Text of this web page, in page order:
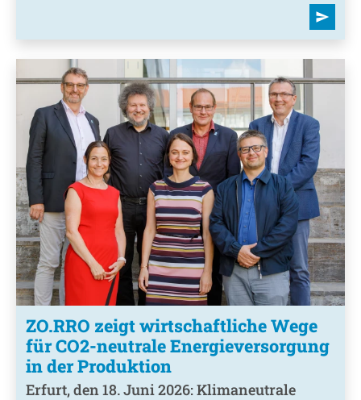
send
ZO.RRO zeigt wirtschaftliche Wege
für CO2-neutrale Energieversorgung
in der Produktion
Erfurt, den 18. Juni 2026: Klimaneutrale